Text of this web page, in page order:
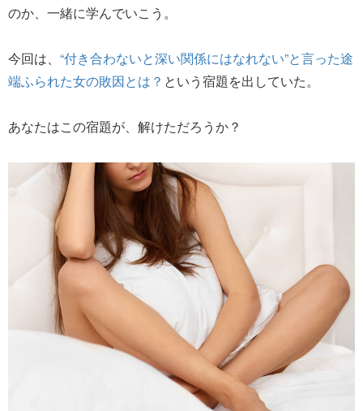
のか、一緒に学んでいこう。
今回は、 “付き合わないと深い関係にはなれない”と言った途
端ふられた女の敗因とは？ という宿題を出していた。
あなたはこの宿題が、解けただろうか？